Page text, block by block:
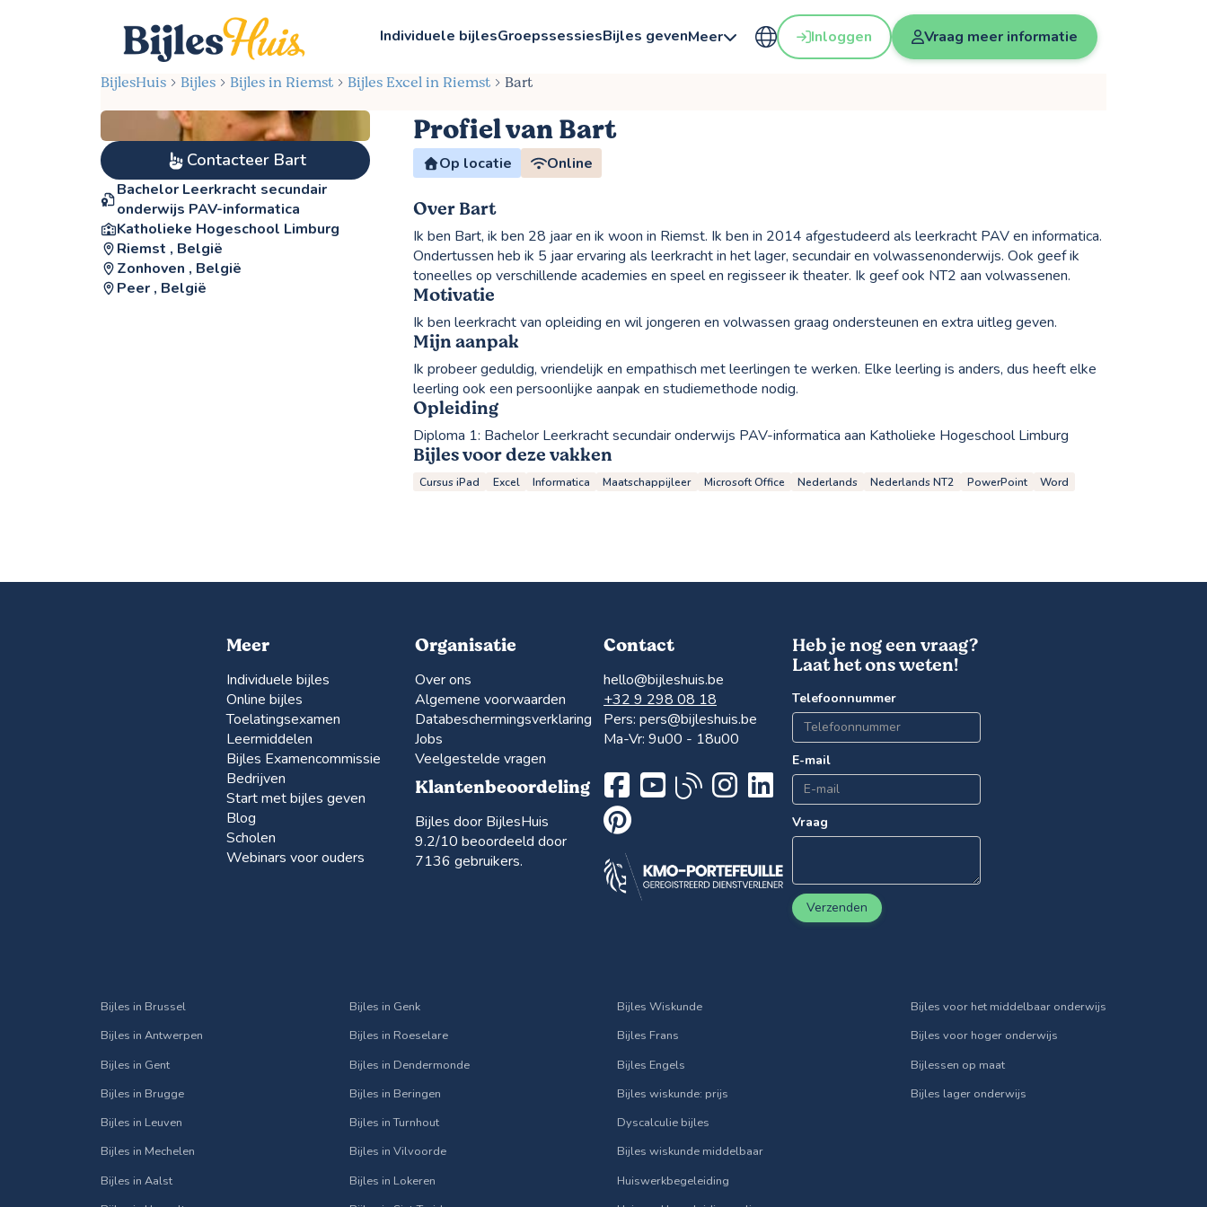
Individuele bijlesGroepssessiesBijles gevenMeer Inloggen Vraag meer informatie
BijlesHuis Bijles Bijles in Riemst Bijles Excel in Riemst Bart
Contacteer Bart
Bachelor Leerkracht secundair
onderwijs PAV-informatica
Katholieke Hogeschool Limburg
Riemst , België
Zonhoven , België
Peer , België
Profiel van Bart
Op locatie Online
Over Bart
Ik ben Bart, ik ben 28 jaar en ik woon in Riemst. Ik ben in 2014 afgestudeerd als leerkracht PAV en informatica.
Ondertussen heb ik 5 jaar ervaring als leerkracht in het lager, secundair en volwassenonderwijs. Ook geef ik
toneelles op verschillende academies en speel en regisseer ik theater. Ik geef ook NT2 aan volwassenen.
Motivatie
Ik ben leerkracht van opleiding en wil jongeren en volwassen graag ondersteunen en extra uitleg geven.
Mijn aanpak
Ik probeer geduldig, vriendelijk en empathisch met leerlingen te werken. Elke leerling is anders, dus heeft elke
leerling ook een persoonlijke aanpak en studiemethode nodig.
Opleiding
Diploma 1: Bachelor Leerkracht secundair onderwijs PAV-informatica aan Katholieke Hogeschool Limburg
Bijles voor deze vakken
Cursus iPad Excel Informatica Maatschappijleer Microsoft Office Nederlands Nederlands NT2 PowerPoint Word
Meer
Individuele bijles
Online bijles
Toelatingsexamen
Leermiddelen
Bijles Examencommissie
Bedrijven
Start met bijles geven
Blog
Scholen
Webinars voor ouders
Organisatie
Over ons
Algemene voorwaarden
Databeschermingsverklaring
Jobs
Veelgestelde vragen
Klantenbeoordeling
Bijles door BijlesHuis
9.2/10 beoordeeld door
7136 gebruikers.
Contact
hello@bijleshuis.be
+32 9 298 08 18
Pers: pers@bijleshuis.be
Ma-Vr: 9u00 - 18u00
Heb je nog een vraag?
Laat het ons weten!
Telefoonnummer
E-mail
Vraag
Verzenden
Bijles in Brussel
Bijles in Antwerpen
Bijles in Gent
Bijles in Brugge
Bijles in Leuven
Bijles in Mechelen
Bijles in Aalst
Bijles in Genk
Bijles in Roeselare
Bijles in Dendermonde
Bijles in Beringen
Bijles in Turnhout
Bijles in Vilvoorde
Bijles in Lokeren
Bijles Wiskunde
Bijles Frans
Bijles Engels
Bijles wiskunde: prijs
Dyscalculie bijles
Bijles wiskunde middelbaar
Huiswerkbegeleiding
Bijles voor het middelbaar onderwijs
Bijles voor hoger onderwijs
Bijlessen op maat
Bijles lager onderwijs